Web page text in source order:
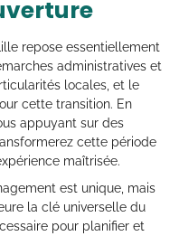
repose essentiellement
administratives et
locales, et le
cette transition. En
appuyant sur des
cette période
maîtrisée.
est unique, mais
la clé universelle du
pour planifier et